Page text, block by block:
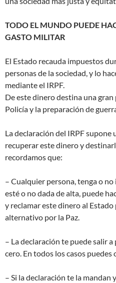
TODO EL MUNDO PUEDE
GASTO MILITAR
El Estado recauda impuestos
personas de la sociedad, y lo
mediante el IRPF.
De este dinero destina una
Policía y la preparación de
La declaración del IRPF
recuperar este dinero y
recordamos que:
– Cualquier persona, tenga o
esté o no dada de alta, puede
y reclamar este dinero al
alternativo por la Paz.
– La declaración te puede salir
cero. En todos los casos puedes
– Si la declaración te la mandan